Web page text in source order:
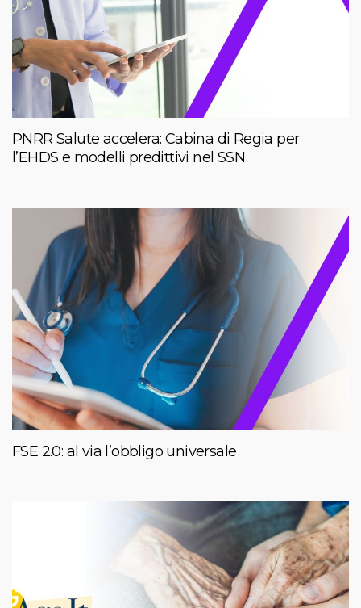
PNRR Salute accelera: Cabina di Regia per
l’EHDS e modelli predittivi nel SSN
FSE 2.0: al via l’obbligo universale